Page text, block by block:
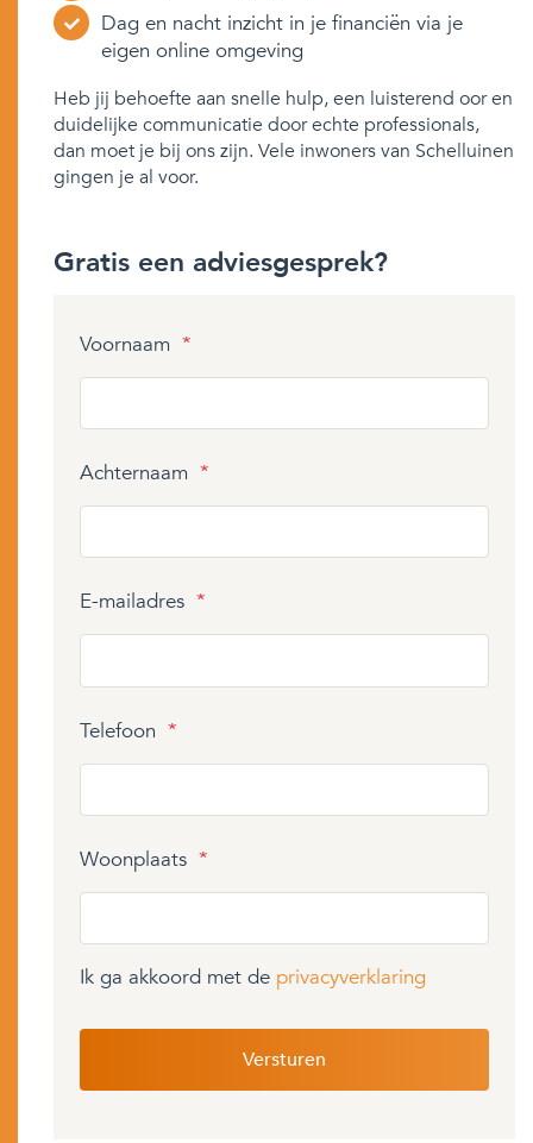
Dag en nacht inzicht in je financiën via je
eigen online omgeving
Heb jij behoefte aan snelle hulp, een luisterend oor en
duidelijke communicatie door echte professionals,
dan moet je bij ons zijn. Vele inwoners van Schelluinen
gingen je al voor.
Gratis een adviesgesprek?
Voornaam *
Achternaam *
E-mailadres *
Telefoon *
Woonplaats *
Ik ga akkoord met de privacyverklaring